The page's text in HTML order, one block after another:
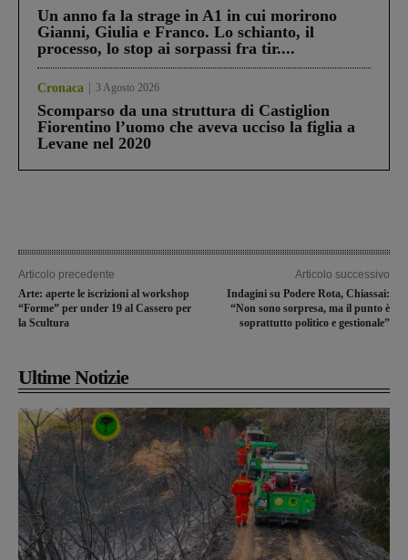
Un anno fa la strage in A1 in cui morirono
Gianni, Giulia e Franco. Lo schianto, il
processo, lo stop ai sorpassi fra tir....
Cronaca 3 Agosto 2026
Scomparso da una struttura di Castiglion
Fiorentino l’uomo che aveva ucciso la figlia a
Levane nel 2020
Articolo precedente
Arte: aperte le iscrizioni al workshop
“Forme” per under 19 al Cassero per
la Scultura
Articolo successivo
Indagini su Podere Rota, Chiassai:
“Non sono sorpresa, ma il punto è
soprattutto politico e gestionale”
Ultime Notizie